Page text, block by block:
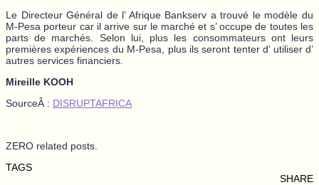
Le Directeur Général de l’ Afrique Bankserv a trouvé le modèle du
M-Pesa porteur car il arrive sur le marché et s’ occupe de toutes les
parts de marchés. Selon lui, plus les consommateurs ont leurs
premières expériences du M-Pesa, plus ils seront tenter d’ utiliser d’
autres services financiers.
Mireille KOOH
SourceÂ : DISRUPTAFRICA
ZERO related posts.
TAGS
SHARE